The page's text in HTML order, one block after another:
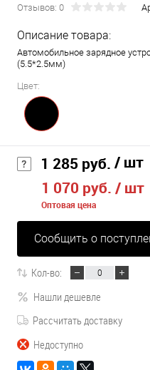
Отзывов: 0
Описание товара:
Автомобильное зарядное
(5.5*2.5мм)
Цвет:
1 285 руб. / шт
1 070 руб. / шт
Оптовая цена
Сообщить о
Кол-во:
Нашли дешевле
Рассчитать доставку
Недоступно